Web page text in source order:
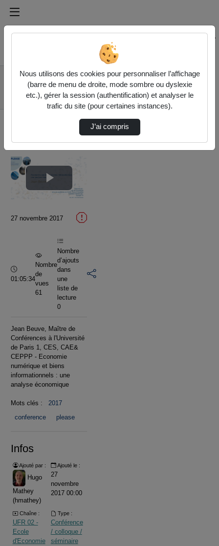
Médiathèque de l'université Paris
Rechercher un média sur Médiathèque de l'université
Accueil
Vidéos
Economie
numérique et biens
informationnels …
Lire
la
vidéo
27 novembre 2017
Durée :
01:05:34
Nombre
de
vues
61
Nombre
d’ajouts
dans
une
liste de
lecture
0
Jean Beuve, Maître de
Conférences à l'Université
de Paris 1, CES, CAE&
CEPPP - Economie
numérique et biens
informationnels : une
analyse économique
Mots clés :
2017
conference
please
Infos
Ajouté par :
Hugo
Mathey
(hmathey)
Ajouté le :
27
novembre
2017 00:00
Chaîne :
UFR 02 -
Ecole
d'Economie
Type :
Conférence
/ colloque /
séminaire
Nous utilisons des cookies pour personnaliser l’affichage
(barre de menu de droite, mode sombre ou dyslexie
etc.), gérer la session (authentification) et analyser le
trafic du site (pour certaines instances).
J’ai compris